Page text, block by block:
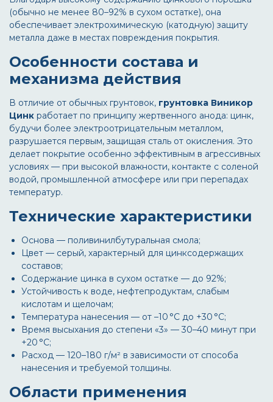
(обычно не менее 80–92% в сухом остатке), она
обеспечивает электрохимическую (катодную) защиту
металла даже в местах повреждения покрытия.
Особенности состава и
механизма действия
В отличие от обычных грунтовок, грунтовка Виникор
Цинк работает по принципу жертвенного анода: цинк,
будучи более электроотрицательным металлом,
разрушается первым, защищая сталь от окисления. Это
делает покрытие особенно эффективным в агрессивных
условиях — при высокой влажности, контакте с соленой
водой, промышленной атмосфере или при перепадах
температур.
Технические характеристики
Основа — поливинилбутуральная смола;
Цвет — серый, характерный для цинксодержащих
составов;
Содержание цинка в сухом остатке — до 92%;
Устойчивость к воде, нефтепродуктам, слабым
кислотам и щелочам;
Температура нанесения — от –10 °C до +30 °C;
Время высыхания до степени «3» — 30–40 минут при
+20 °C;
Расход — 120–180 г/м² в зависимости от способа
нанесения и требуемой толщины.
Области применения